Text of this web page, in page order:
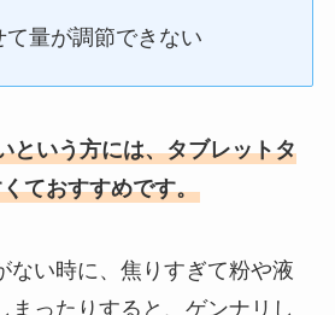
て量が調節できない
という方には、タブレットタ
ておすすめです。
ない時に、焦りすぎて粉や液
まったりすると、ゲンナリし